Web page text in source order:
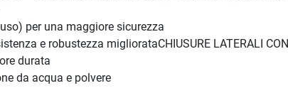
per una maggiore sicurezza
e robustezza migliorataCHIUSURE LATERALI
durata
da acqua e polvere